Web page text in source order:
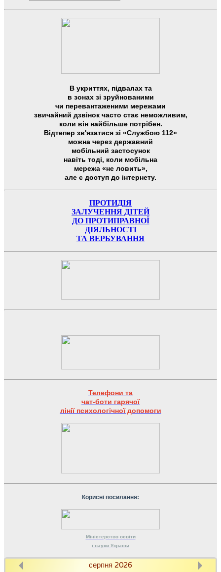
В укриттях, підвалах та
в зонах зі зруйнованими
чи перевантаженими мережами
звичайний дзвінок часто стає неможливим,
коли він найбільше потрібен.
Відтепер зв'язатися зі «Службою 112»
можна через державний
мобільний застосунок
навіть тоді, коли мобільна
мережа «не ловить»,
але є доступ до інтернету.
ПРОТИДІЯ
ЗАЛУЧЕННЯ ДІТЕЙ
ДО ПРОТИПРАВНОЇ
ДІЯЛЬНОСТІ
ТА ВЕРБУВАННЯ
Телефони та
чат-боти гарячої
лінії психологічної допомоги
Корисні посилання:
Міністерство освіти
і науки України
серпня 2026